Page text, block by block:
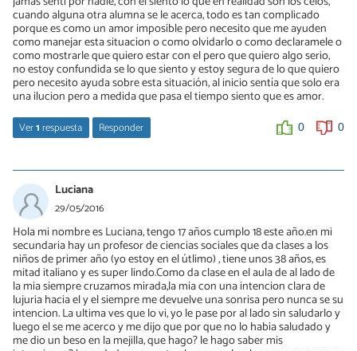
cuando alguna otra alumna se le acerca, todo es tan complicado
porque es como un amor imposible pero necesito que me ayuden
como manejar esta situacion o como olvidarlo o como declaramele o
como mostrarle que quiero estar con el pero que quiero algo serio,
no estoy confundida se lo que siento y estoy segura de lo que quiero
pero necesito ayuda sobre esta situación, al inicio sentía que solo era
una ilucion pero a medida que pasa el tiempo siento que es amor.
Ver1respuesta Responder 0 0
23/09/2021
Yo tengo 10 años y me enamore de un hombre de 41, es sidney
sampaio es hermoso pero se que no podemos estar juntos
2
Luciana
29/05/2016
Hola mi nombre es Luciana, tengo 17 años cumplo 18 este año.en mi
secundaria hay un profesor de ciencias sociales que da clases a los
niños de primer año (yo estoy en el útlimo) , tiene unos 38 años, es
mitad italiano y es super lindo.Como da clase en el aula de al lado de
la mia siempre cruzamos mirada,la mia con una intencion clara de
lujuria hacia el y el siempre me devuelve una sonrisa pero nunca se su
intencion. La ultima ves que lo vi, yo le pase por al lado sin saludarlo y
luego el se me acerco y me dijo que por que no lo habia saludado y
me dio un beso en la mejilla, que hago? le hago saber mis